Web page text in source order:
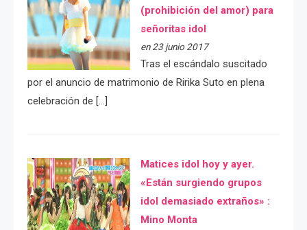
(prohibición del amor) para
señoritas idol
en 23 junio 2017
Tras el escándalo suscitado
por el anuncio de matrimonio de Ririka Suto en plena
celebración de […]
Matices idol hoy y ayer.
«Están surgiendo grupos
idol demasiado extraños» :
Mino Monta